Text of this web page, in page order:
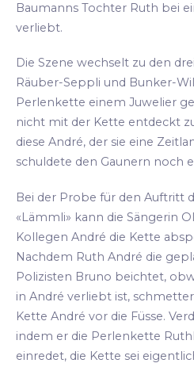
Baumanns Tochter Ruth bei
verliebt.
Die Szene wechselt zu den
Räuber-Seppli und Bunker-
Perlenkette einem Juwelier
nicht mit der Kette entdeckt
diese André, der sie eine
schuldete den Gaunern noch
Bei der Probe für den Auftritt
«Lämmli» kann die Sängerin
Kollegen André die Kette
Nachdem Ruth André die
Polizisten Bruno beichtet,
in André verliebt ist,
Kette André vor die Füsse.
indem er die Perlenkette
einredet, die Kette sei